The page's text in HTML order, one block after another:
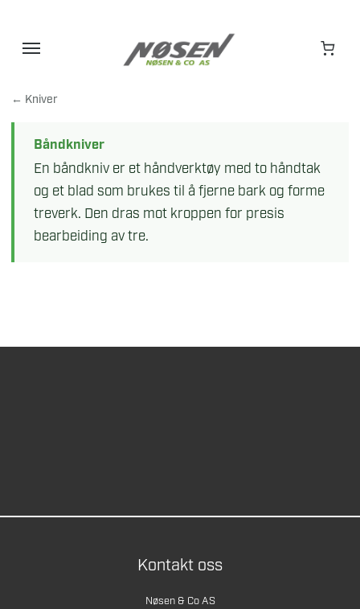
← Kniver
Båndkniver
En båndkniv er et håndverktøy med to håndtak
og et blad som brukes til å fjerne bark og forme
treverk. Den dras mot kroppen for presis
bearbeiding av tre.
Kontakt oss
Nøsen & Co AS